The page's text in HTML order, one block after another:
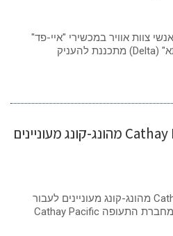
חברת "דלתא" תצייד 30,000 אנשי צוות אוויר במכשירי "איי-פד"
ו"איי-פון" חברת התעופה "דלתא" (Delta) מתכננת להעניק
טייסים של חברת Cathay Pacific מהונג-קונג מעוניינים
טייסים של חברת Cathay Pacific מהונג-קונג מעוניינים לעבור
לחברות סיניות כ-200 טייסים מחברת התעופה Cathay Pacific